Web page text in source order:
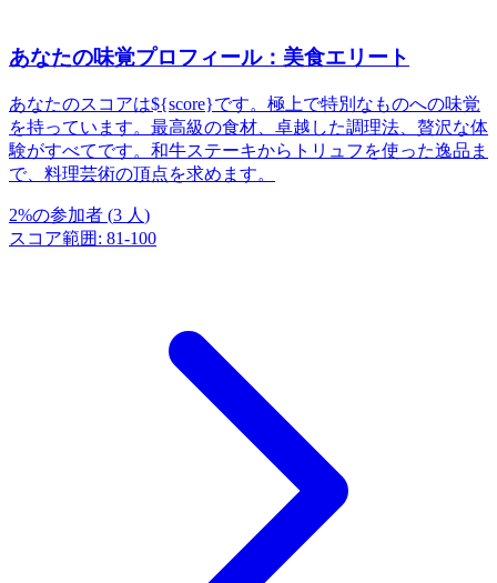
あなたの味覚プロフィール：美食エリート
あなたのスコアは${score}です。極上で特別なものへの味覚
を持っています。最高級の食材、卓越した調理法、贅沢な体
験がすべてです。和牛ステーキからトリュフを使った逸品ま
で、料理芸術の頂点を求めます。
2%の参加者 (3 人 )
スコア範囲 : 81-100